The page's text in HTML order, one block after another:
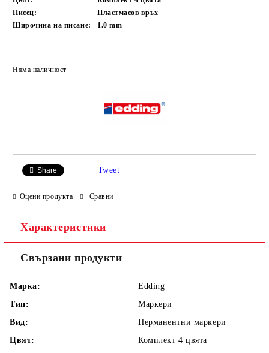
Писец:
Пластмасов връх
Широчина на писане:
1.0 mm
Няма наличност
Share Tweet
Оцени продукта Сравни
Характеристики
Свързани продукти
Марка:
Edding
Тип:
Маркери
Вид:
Перманентни маркери
Цвят:
Комплект 4 цвята